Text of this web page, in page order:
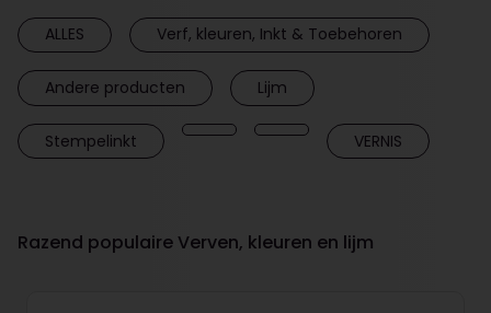
ALLES Verf, kleuren, Inkt & Toebehoren
Andere producten Lijm
Stempelinkt VERNIS
Razend populaire Verven, kleuren en lijm